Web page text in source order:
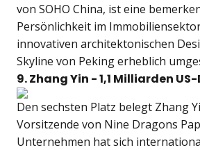
von SOHO China, ist eine
Persönlichkeit im
innovativen architektonischen
Skyline von Peking erheblich
9. Zhang Yin - 1,1 Milliarden
Den sechsten Platz belegt Zhang
Vorsitzende von Nine Dragons
Unternehmen hat sich